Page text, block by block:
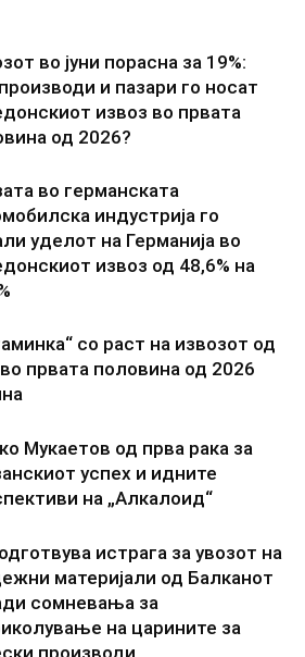
во јуни порасна за 19%:
и пазари го носат
извоз во првата
од 2026?
во германската
индустрија го
уделот на Германија во
извоз од 48,6% на
со раст на извозот од
првата половина од 2026
Мукаетов од прва рака за
успех и идните
на „Алкалоид“
истрага за увозот на
материјали од Балканот
сомневања за
на царините за
производи